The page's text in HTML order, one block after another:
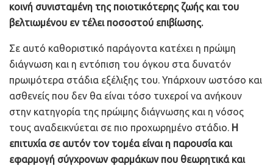
κοινή συνισταμένη της ποιοτικότερης ζωής και του
βελτιωμένου εν τέλει ποσοστού επιβίωσης.
Σε αυτό καθοριστικό παράγοντα κατέχει η πρώιμη
διάγνωση και η εντόπιση του όγκου στα δυνατόν
πρωιμότερα στάδια εξέλιξης του. Υπάρχουν ωστόσο και
ασθενείς που δεν θα είναι τόσο τυχεροί να ανήκουν
στην κατηγορία της πρώιμης διάγνωσης και η νόσος
τους αναδεικνύεται σε πιο προχωρημένο στάδιο. Η
επιτυχία σε αυτόν τον τομέα είναι η παρουσία και
εφαρμογή σύγχρονων φαρμάκων που θεωρητικά και